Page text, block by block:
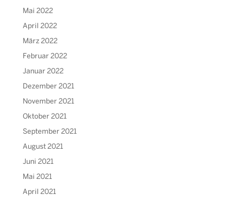
Mai 2022
April 2022
März 2022
Februar 2022
Januar 2022
Dezember 2021
November 2021
Oktober 2021
September 2021
August 2021
Juni 2021
Mai 2021
April 2021